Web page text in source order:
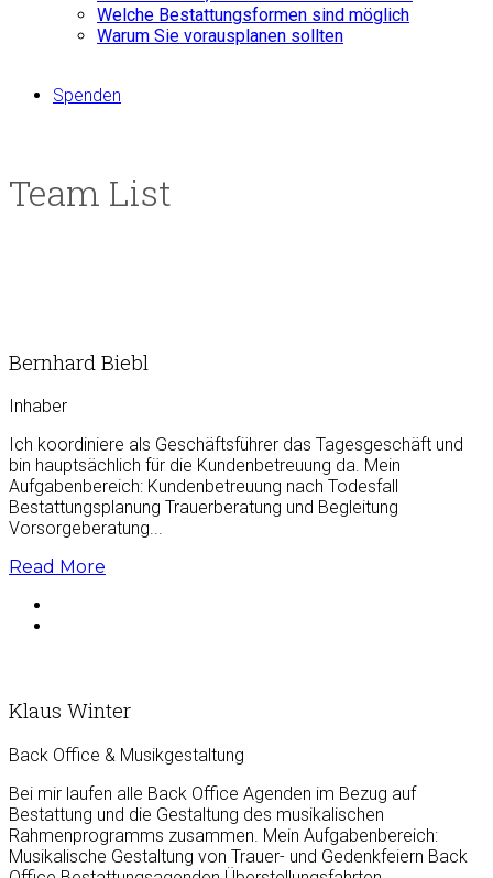
Welche Bestattungsformen sind möglich
Warum Sie vorausplanen sollten
Spenden
Team List
Bernhard Biebl
Inhaber
Ich koordiniere als Geschäftsführer das Tagesgeschäft und
bin hauptsächlich für die Kundenbetreuung da. Mein
Aufgabenbereich: Kundenbetreuung nach Todesfall
Bestattungsplanung Trauerberatung und Begleitung
Vorsorgeberatung...
Read More
Klaus Winter
Back Office & Musikgestaltung
Bei mir laufen alle Back Office Agenden im Bezug auf
Bestattung und die Gestaltung des musikalischen
Rahmenprogramms zusammen. Mein Aufgabenbereich:
Musikalische Gestaltung von Trauer- und Gedenkfeiern Back